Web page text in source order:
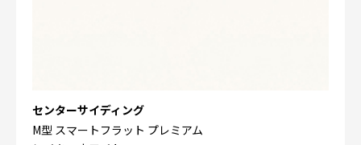
センターサイディング
M型 スマートフラット プレミアム